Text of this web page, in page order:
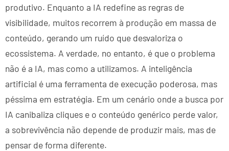
produtivo. Enquanto a IA redefine as regras de
visibilidade, muitos recorrem à produção em massa de
conteúdo, gerando um ruído que desvaloriza o
ecossistema. A verdade, no entanto, é que o problema
não é a IA, mas como a utilizamos. A inteligência
artificial é uma ferramenta de execução poderosa, mas
péssima em estratégia. Em um cenário onde a busca por
IA canibaliza cliques e o conteúdo genérico perde valor,
a sobrevivência não depende de produzir mais, mas de
pensar de forma diferente.